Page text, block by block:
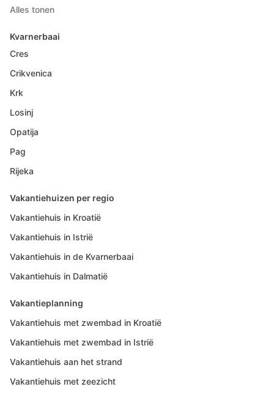
Alles tonen
Kvarnerbaai
Cres
Crikvenica
Krk
Losinj
Opatija
Pag
Rijeka
Vakantiehuizen per regio
Vakantiehuis in Kroatië
Vakantiehuis in Istrië
Vakantiehuis in de Kvarnerbaai
Vakantiehuis in Dalmatië
Vakantieplanning
Vakantiehuis met zwembad in Kroatië
Vakantiehuis met zwembad in Istrië
Vakantiehuis aan het strand
Vakantiehuis met zeezicht